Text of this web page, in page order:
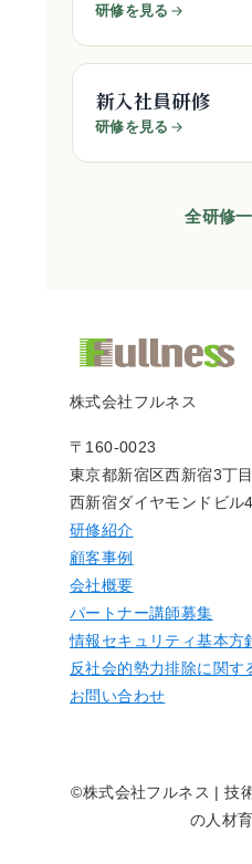
研修を見る
新入社員研修
研修を見る
全研修
株式会社フルネス
〒160-0023
東京都新宿区西新宿3丁
西新宿ダイヤモンドビル
研修紹介
顧客事例
会社概要
パートナー講師募集
情報セキュリティ基本方
反社会的勢力排除に関す
お問い合わせ
©株式会社フルネス | 技
の人材